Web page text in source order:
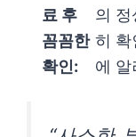
료 후
꼼꼼한
확인:
의 정
히 확
에 알